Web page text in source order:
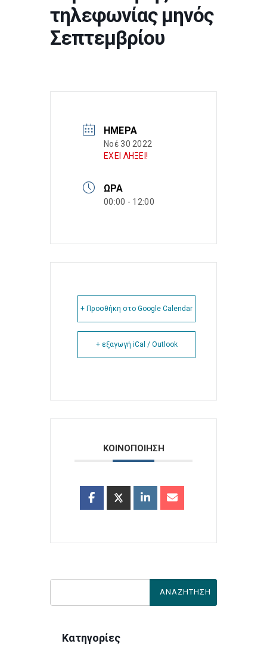
τηλεφωνίας μηνός
Σεπτεμβρίου
ΗΜΈΡΑ
Νοέ 30 2022
ΕΧΕΙ ΛΗΞΕΙ!
ΏΡΑ
00:00 - 12:00
+ Προσθήκη στο Google Calendar
+ εξαγωγή iCal / Outlook
ΚΟΙΝΟΠΟΙΗΣΗ
Κατηγορίες